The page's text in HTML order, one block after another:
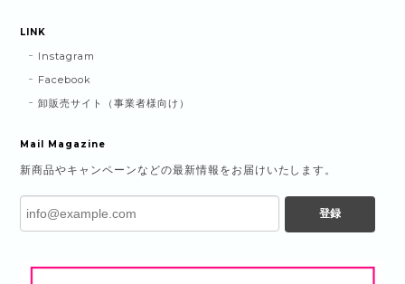
LINK
Instagram
Facebook
卸販売サイト（事業者様向け）
Mail Magazine
新商品やキャンペーンなどの最新情報をお届けいたします。
登録